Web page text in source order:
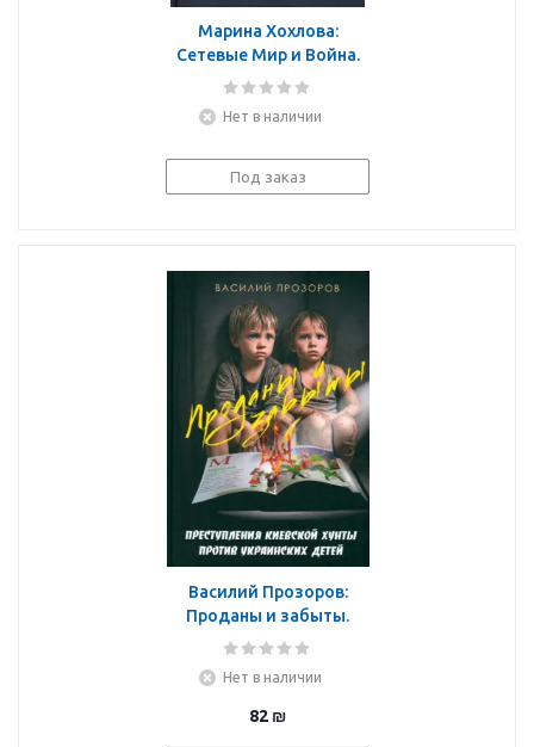
Марина Хохлова:
Сетевые Мир и Война.
Новый Миропорядок
мироустройство.
Гармогенез
Нет в наличии
Под заказ
Василий Прозоров:
Проданы и забыты.
Преступления киевской
украинских детей.
Документальное
Нет в наличии
82 ₪